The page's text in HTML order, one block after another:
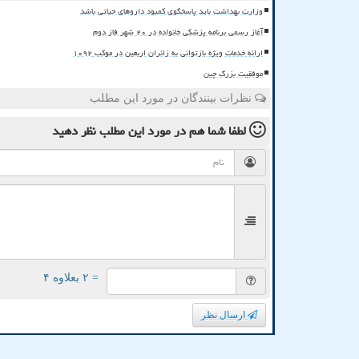
وزارت بهداشت باید پاسخگوی کمبود داروهای حیاتی باشد
آغاز رسمی برنامه پزشکی خانواده در ۲۰ شهر فاز دوم
ارائه خدمات ویژه بازتوانی به زائران اربعین در موکب ۱۰۹۲
موفقیت بزرگ چین
نظرات بینندگان در مورد این مطلب
لطفا شما همدر مورد این مطلبنظر دهید
= ۲ بعلاوه ۴
ارسال نظر